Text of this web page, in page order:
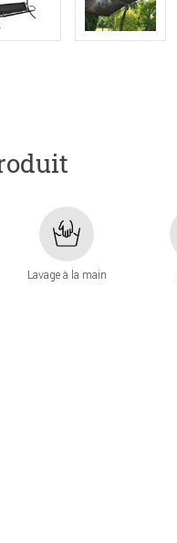
Lavage à la main